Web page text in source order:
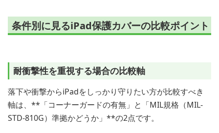
条件別に見るiPad保護カバーの比較ポイント
耐衝撃性を重視する場合の比較軸
落下や衝撃からiPadをしっかり守りたい方が比較すべき
軸は、**「コーナーガードの有無」と「MIL規格（MIL-
STD-810G）準拠かどうか」**の2点です。